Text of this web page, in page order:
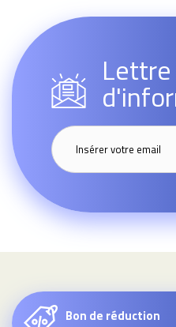
Lettre
Bon de réduction